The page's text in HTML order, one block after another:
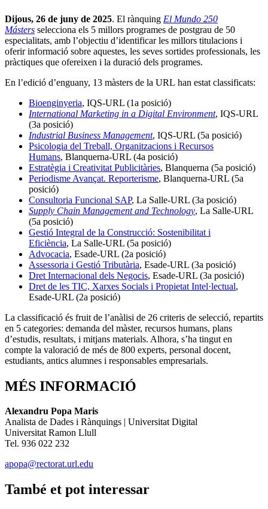
Dijous, 26 de juny de 2025. El rànquing El Mundo 250
Másters selecciona els 5 millors programes de postgrau de 50
especialitats, amb l’objectiu d’identificar les millors titulacions i
oferir informació sobre aquestes, les seves sortides professionals, les
pràctiques que ofereixen i la duració dels programes.
En l’edició d’enguany, 13 màsters de la URL han estat classificats:
Bioenginyeria, IQS-URL (1a posició)
International Marketing in a Digital Environment, IQS-URL
(3a posició)
Industrial Business Management, IQS-URL (5a posició)
Psicologia del Treball, Organitzacions i Recursos
Humans, Blanquerna-URL (4a posició)
Estratègia i Creativitat Publicitàries, Blanquerna (5a posició)
Periodisme Avançat. Reporterisme, Blanquerna-URL (5a
posició)
Consultoria Funcional SAP, La Salle-URL (3a posició)
Supply Chain Management and Technology, La Salle-URL
(5a posició)
Gestió Integral de la Construcció: Sostenibilitat i
Eficiència, La Salle-URL (5a posició)
Advocacia, Esade-URL (2a posició)
Assessoria i Gestió Tributària, Esade-URL (3a posició)
Dret Internacional dels Negocis, Esade-URL (3a posició)
Dret de les TIC, Xarxes Socials i Propietat Intel·lectual,
Esade-URL (2a posició)
La classificació és fruit de l’anàlisi de 26 criteris de selecció, repartits
en 5 categories: demanda del màster, recursos humans, plans
d’estudis, resultats, i mitjans materials. Alhora, s’ha tingut en
compte la valoració de més de 800 experts, personal docent,
estudiants, antics alumnes i responsables empresarials.
MÉS INFORMACIÓ
Alexandru Popa Maris
Analista de Dades i Rànquings | Universitat Digital
Universitat Ramon Llull
Tel. 936 022 232
apopa@rectorat.url.edu
També et pot interessar